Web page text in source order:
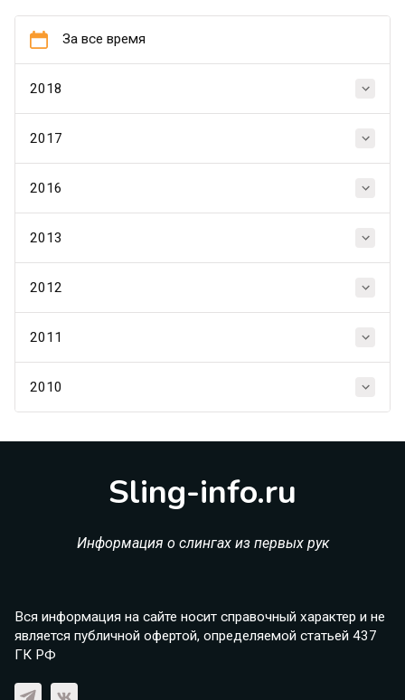
За все время
2018
2017
2016
2013
2012
2011
2010
Sling-info.ru
Информация о слингах из первых рук
Вся информация на сайте носит справочный характер и не
является публичной офертой, определяемой статьей 437
ГК РФ